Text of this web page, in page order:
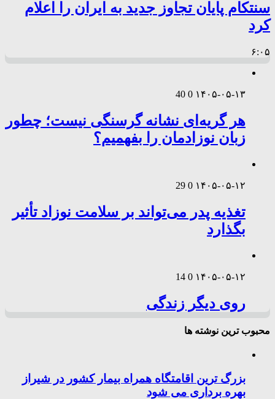
سنتکام پایان تجاوز جدید به ایران را اعلام
کرد
۶:۰۵
۱۴۰۵-۰۵-۱۳ 0
40
هر گریه‌ای نشانه گرسنگی نیست؛ چطور
زبان نوزادمان را بفهمیم؟
۱۴۰۵-۰۵-۱۲ 0
29
تغذیه پدر می‌تواند بر سلامت نوزاد تأثیر
بگذارد
۱۴۰۵-۰۵-۱۲ 0
14
روی دیگر زندگی
محبوب ترین نوشته ها
بزرگ ترین اقامتگاه همراه بیمار کشور در شیراز
بهره برداری می شود